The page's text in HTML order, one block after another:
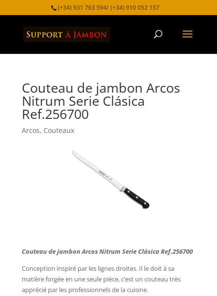
(+34) 931 763 594/ (+34) 910 052 157
Couteau de jambon Arcos
Nitrum Serie Clásica
Ref.256700
Arcos, Couteaux
Couteau de jambon Arcos Nitrum Serie Clásica Ref.256700
Conception inspiré par les lignes droites. Il le doit à sa
matière forgée en une seule pièce, c’est un couteau très
apprécié par les professionnels de la cuisine.